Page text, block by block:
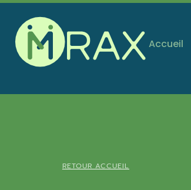
Accueil
RETOUR ACCUEIL